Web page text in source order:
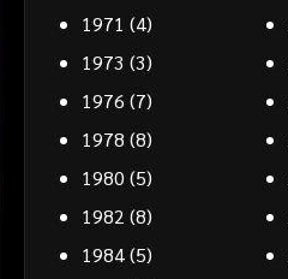
1971 (4)
1973 (3)
1976 (7)
1978 (8)
1980 (5)
1982 (8)
1984(5)